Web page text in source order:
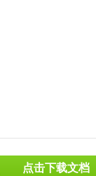
点击下载文档